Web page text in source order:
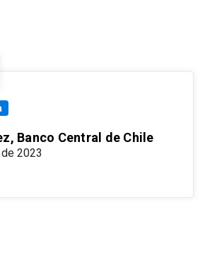
Banco Central de Chile
2023